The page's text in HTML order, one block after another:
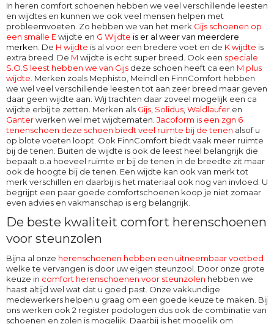
In heren comfort schoenen hebben we veel verschillende leesten
en wijdtes en kunnen we ook veel mensen helpen met
probleemvoeten. Zo hebben we van het merk Gijs schoenen op
een smalle Ewijdte en G Wijdte is er al weer van meerdere
merken. De H wijdte is al voor een bredere voet en de K wijdte is
extra breed. De M wijdte is echt super breed. Ook een speciale
S.O.S leest hebben we van Gijs deze schoen heeft ca een M plus
wijdte. Merken zoals Mephisto, Meindl en FinnComfort hebben
we wel veel verschillende leesten tot aan zeer breed maar geven
daar geen wijdte aan. Wij trachten daar zoveel mogelijk een ca
wijdte erbij te zetten. Merken als Gijs, Solidus,Waldlaufer en
Ganterwerken wel met wijdtematen. Jacoform is een zgn 6
tenenschoen deze schoen biedt veel ruimte bij de tenen alsof u
op blote voeten loopt. Ook FinnComfort biedt vaak meer ruimte
bij de tenen. Buiten de wijdte is ook de leest heel belangrijk die
bepaalt o.a hoeveel ruimte er bij de tenen in de breedte zit maar
ook de hoogte bij de tenen. Een wijdte kan ook van merk tot
merk verschillen en daarbij is het materiaal ook nog van invloed. U
begrijpt een paar goede comfortschoenen koop je niet zomaar
even advies en vakmanschap is erg belangrijk.
De beste kwaliteit comfort herenschoenen
voor steunzolen
Bijna al onze herenschoenen hebben een uitneembaar voetbed
welke te vervangen is door uw eigen steunzool. Door onze grote
keuze in comfort herenschoenen voor steunzolen hebben we
haast altijd wel wat dat u goed past. Onze vakkundige
medewerkers helpen u graag om een goede keuze te maken. Bij
ons werken ook 2 register podologen dus ook de combinatie van
schoenen en zolen is mogelijk. Daarbij is het mogelijk om